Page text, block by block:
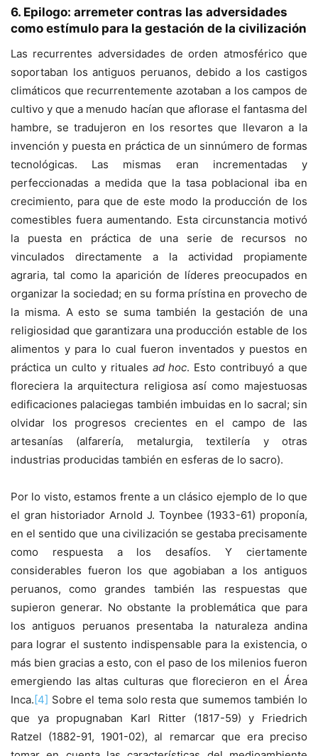
6. Epilogo: arremeter contras las adversidades
como estímulo para la gestación de la civilización
Las recurrentes adversidades de orden atmosférico que
soportaban los antiguos peruanos, debido a los castigos
climáticos que recurrentemente azotaban a los campos de
cultivo y que a menudo hacían que aflorase el fantasma del
hambre, se tradujeron en los resortes que llevaron a la
invención y puesta en práctica de un sinnúmero de formas
tecnológicas. Las mismas eran incrementadas y
perfeccionadas a medida que la tasa poblacional iba en
crecimiento, para que de este modo la producción de los
comestibles fuera aumentando. Esta circunstancia motivó
la puesta en práctica de una serie de recursos no
vinculados directamente a la actividad propiamente
agraria, tal como la aparición de líderes preocupados en
organizar la sociedad; en su forma prístina en provecho de
la misma. A esto se suma también la gestación de una
religiosidad que garantizara una producción estable de los
alimentos y para lo cual fueron inventados y puestos en
práctica un culto y rituales ad hoc. Esto contribuyó a que
floreciera la arquitectura religiosa así como majestuosas
edificaciones palaciegas también imbuidas en lo sacral; sin
olvidar los progresos crecientes en el campo de las
artesanías (alfarería, metalurgia, textilería y otras
industrias producidas también en esferas de lo sacro).
Por lo visto, estamos frente a un clásico ejemplo de lo que
el gran historiador Arnold J. Toynbee (1933-61) proponía,
en el sentido que una civilización se gestaba precisamente
como respuesta a los desafíos. Y ciertamente
considerables fueron los que agobiaban a los antiguos
peruanos, como grandes también las respuestas que
supieron generar. No obstante la problemática que para
los antiguos peruanos presentaba la naturaleza andina
para lograr el sustento indispensable para la existencia, o
más bien gracias a esto, con el paso de los milenios fueron
emergiendo las altas culturas que florecieron en el Área
Inca. [4] Sobre el tema solo resta que sumemos también lo
que ya propugnaban Karl Ritter (1817-59) y Friedrich
Ratzel (1882-91, 1901-02), al remarcar que era preciso